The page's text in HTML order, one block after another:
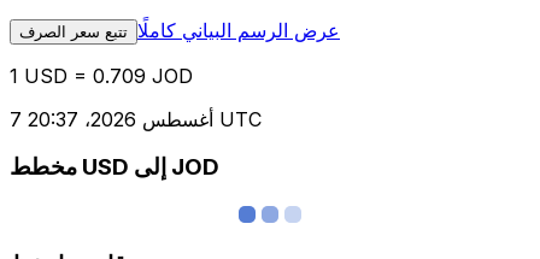
تتبع سعر الصرف عرض الرسم البياني كاملًا
1 USD = 0.709 JOD
7 أغسطس 2026، 20:37 UTC
مخطط USD إلى JOD